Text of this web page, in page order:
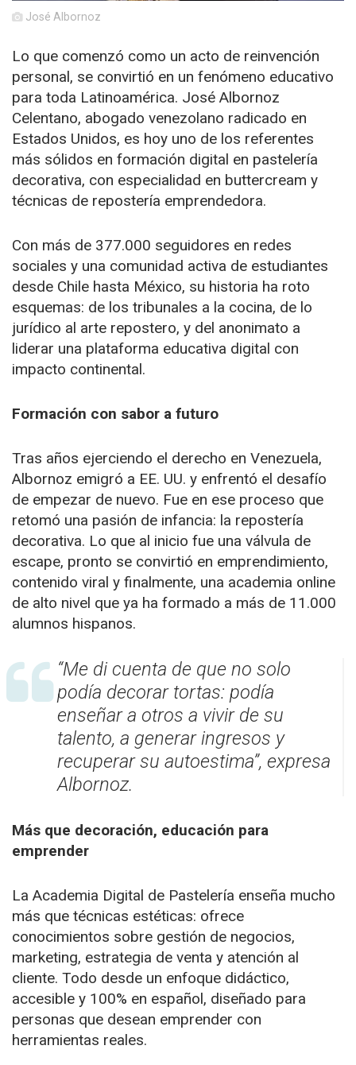
José Albornoz
Lo que comenzó como un acto de reinvención
personal, se convirtió en un fenómeno educativo
para toda Latinoamérica. José Albornoz
Celentano, abogado venezolano radicado en
Estados Unidos, es hoy uno de los referentes
más sólidos en formación digital en pastelería
decorativa, con especialidad en buttercream y
técnicas de repostería emprendedora.
Con más de 377.000 seguidores en redes
sociales y una comunidad activa de estudiantes
desde Chile hasta México, su historia ha roto
esquemas: de los tribunales a la cocina, de lo
jurídico al arte repostero, y del anonimato a
liderar una plataforma educativa digital con
impacto continental.
Formación con sabor a futuro
Tras años ejerciendo el derecho en Venezuela,
Albornoz emigró a EE. UU. y enfrentó el desafío
de empezar de nuevo. Fue en ese proceso que
retomó una pasión de infancia: la repostería
decorativa. Lo que al inicio fue una válvula de
escape, pronto se convirtió en emprendimiento,
contenido viral y finalmente, una academia online
de alto nivel que ya ha formado a más de 11.000
alumnos hispanos.
“Me di cuenta de que no solo
podía decorar tortas: podía
enseñar a otros a vivir de su
talento, a generar ingresos y
recuperar su autoestima”, expresa
Albornoz.
Más que decoración, educación para
emprender
La Academia Digital de Pastelería enseña mucho
más que técnicas estéticas: ofrece
conocimientos sobre gestión de negocios,
marketing, estrategia de venta y atención al
cliente. Todo desde un enfoque didáctico,
accesible y 100% en español, diseñado para
personas que desean emprender con
herramientas reales.